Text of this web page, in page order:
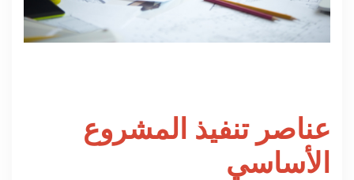
عناصر تنفيذ المشروع
الأساسي